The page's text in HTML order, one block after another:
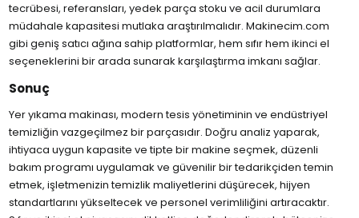
tecrübesi, referansları, yedek parça stoku ve acil durumlara
müdahale kapasitesi mutlaka araştırılmalıdır. Makinecim.com
gibi geniş satıcı ağına sahip platformlar, hem sıfır hem ikinci el
seçeneklerini bir arada sunarak karşılaştırma imkanı sağlar.
Sonuç
Yer yıkama makinası, modern tesis yönetiminin ve endüstriyel
temizliğin vazgeçilmez bir parçasıdır. Doğru analiz yaparak,
ihtiyaca uygun kapasite ve tipte bir makine seçmek, düzenli
bakım programı uygulamak ve güvenilir bir tedarikçiden temin
etmek, işletmenizin temizlik maliyetlerini düşürecek, hijyen
standartlarını yükseltecek ve personel verimliliğini artıracaktır.